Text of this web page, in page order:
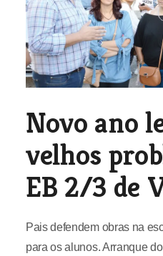
Novo ano
velhos
EB 2/3 de
Pais defendem obras na
para os alunos. Arranque